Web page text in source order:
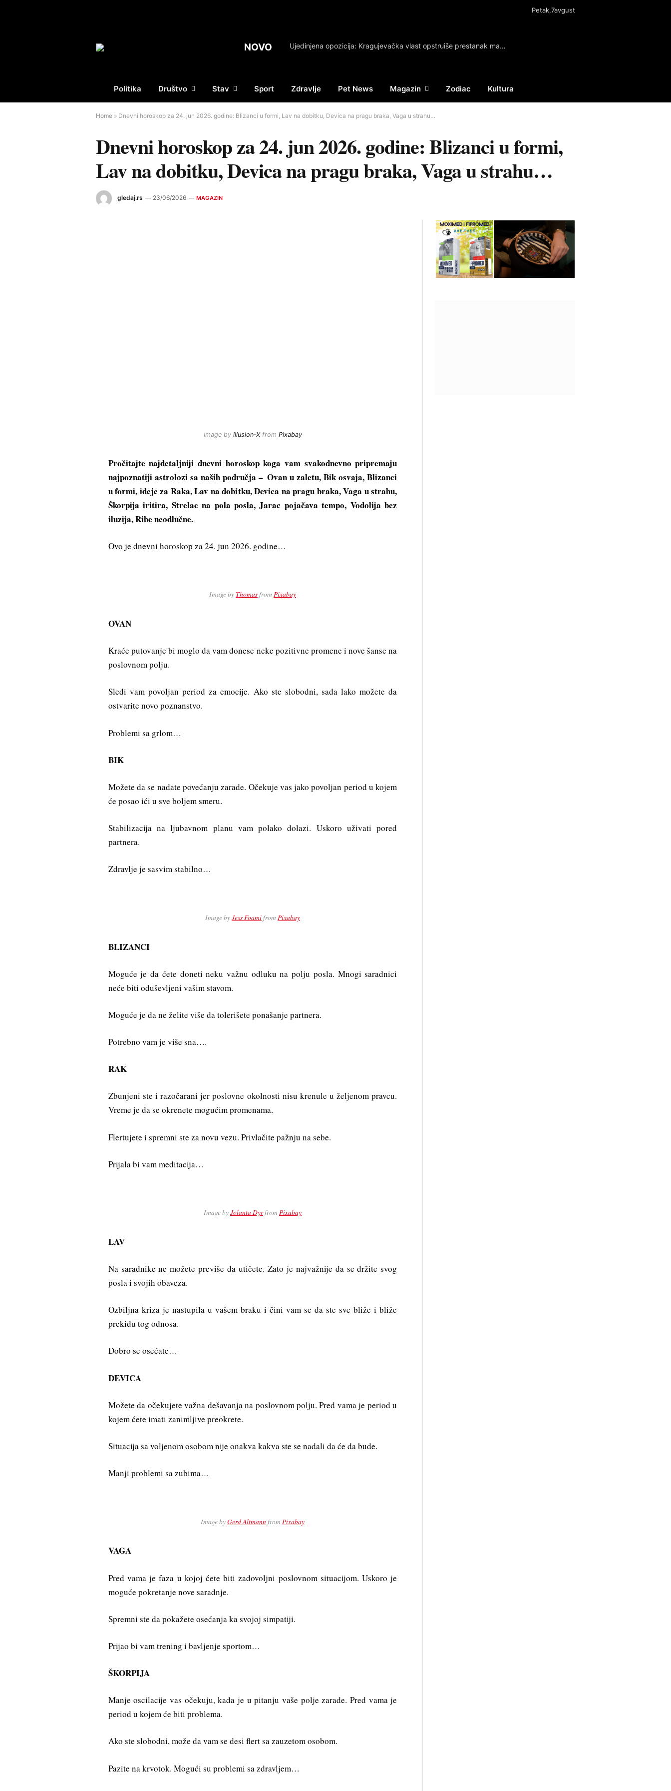
Petak,7avgust
NOVO Ujedinjena opozicija: Kragujevačka vlast opstruiše prestanak mandata SNS odbornika
Politika Društvo Stav Sport Zdravlje Pet News Magazin Zodiac Kultura
(Twitter)
Home » Dnevni horoskop za 24. jun 2026. godine: Blizanci u formi, Lav na dobitku, Devica na pragu braka, Vaga u strahu…
Dnevni horoskop za 24. jun 2026. godine: Blizanci u formi,
Lav na dobitku, Devica na pragu braka, Vaga u strahu…
gledaj.rs 23/06/2026 MAGAZIN
Image by illusion-Xfrom Pixabay
Pročitajte najdetaljniji dnevni horoskop koga vam svakodnevno pripremaju
najpoznatiji astrolozi sa naših područja – Ovan u zaletu, Bik osvaja, Blizanci
u formi, ideje za Raka, Lav na dobitku, Devica na pragu braka, Vaga u strahu,
Škorpija iritira, Strelac na pola posla, Jarac pojačava tempo, Vodolija bez
iluzija, Ribe neodlučne.
Ovo je dnevni horoskop za 24. jun 2026. godine…
Image by Thomasfrom Pixabay
OVAN
Kraće putovanje bi moglo da vam donese neke pozitivne promene i nove šanse na
poslovnom polju.
Sledi vam povoljan period za emocije. Ako ste slobodni, sada lako možete da
ostvarite novo poznanstvo.
Problemi sa grlom…
BIK
Možete da se nadate povećanju zarade. Očekuje vas jako povoljan period u kojem
će posao ići u sve boljem smeru.
Stabilizacija na ljubavnom planu vam polako dolazi. Uskoro uživati pored
partnera.
Zdravlje je sasvim stabilno…
Image byJess Foamifrom Pixabay
BLIZANCI
Moguće je da ćete doneti neku važnu odluku na polju posla. Mnogi saradnici
neće biti oduševljeni vašim stavom.
Moguće je da ne želite više da tolerišete ponašanje partnera.
Potrebno vam je više sna….
RAK
Zbunjeni ste i razočarani jer poslovne okolnosti nisu krenule u željenom pravcu.
Vreme je da se okrenete mogućim promenama.
Flertujete i spremni ste za novu vezu. Privlačite pažnju na sebe.
Prijala bi vam meditacija…
Image byJolanta Dyrfrom Pixabay
LAV
Na saradnike ne možete previše da utičete. Zato je najvažnije da se držite svog
posla i svojih obaveza.
Ozbiljna kriza je nastupila u vašem braku i čini vam se da ste sve bliže i bliže
prekidu tog odnosa.
Dobro se osećate…
DEVICA
Možete da očekujete važna dešavanja na poslovnom polju. Pred vama je period u
kojem ćete imati zanimljive preokrete.
Situacija sa voljenom osobom nije onakva kakva ste se nadali da će da bude.
Manji problemi sa zubima…
Image byGerd Altmannfrom Pixabay
VAGA
Pred vama je faza u kojoj ćete biti zadovoljni poslovnom situacijom. Uskoro je
moguće pokretanje nove saradnje.
Spremni ste da pokažete osećanja ka svojoj simpatiji.
Prijao bi vam trening i bavljenje sportom…
ŠKORPIJA
Manje oscilacije vas očekuju, kada je u pitanju vaše polje zarade. Pred vama je
period u kojem će biti problema.
Ako ste slobodni, može da vam se desi flert sa zauzetom osobom.
Pazite na krvotok. Mogući su problemi sa zdravljem…